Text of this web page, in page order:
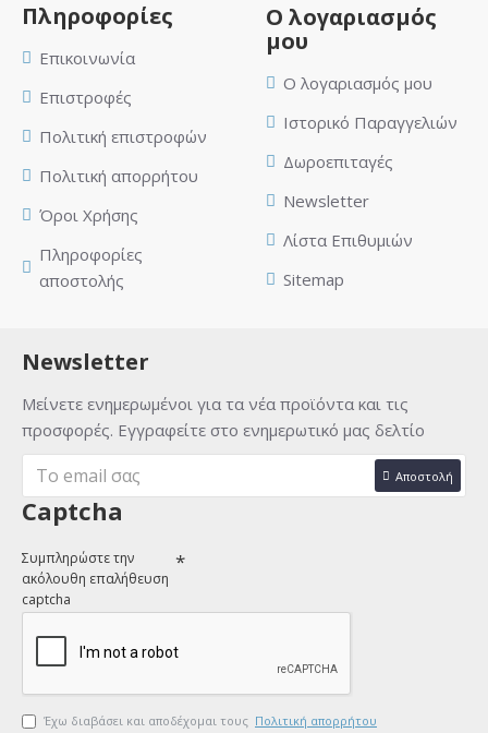
Πληροφορίες
Επικοινωνία
Επιστροφές
Πολιτική επιστροφών
Πολιτική απορρήτου
Όροι Χρήσης
Πληροφορίες
αποστολής
Ο λογαριασμός
μου
Ο λογαριασμός μου
Ιστορικό Παραγγελιών
Δωροεπιταγές
Newsletter
Λίστα Επιθυμιών
Sitemap
Newsletter
Μείνετε ενημερωμένοι για τα νέα προϊόντα και τις
προσφορές. Εγγραφείτε στο ενημερωτικό μας δελτίο
Αποστολή
Captcha
Συμπληρώστε την
ακόλουθη επαλήθευση
captcha
Έχω διαβάσει και αποδέχομαι τους Πολιτική απορρήτου